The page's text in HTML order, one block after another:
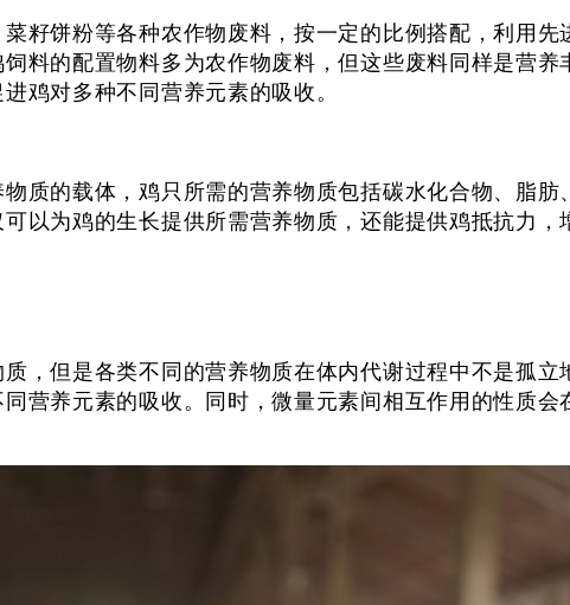
饼粉等各种农作物废料，按一定的比例搭配，利用先
料的配置物料多为农作物废料，但这些废料同样是营
鸡对多种不同营养元素的吸收。
的载体，鸡只所需的营养物质包括碳水化合物、脂肪
以为鸡的生长提供所需营养物质，还能提供鸡抵抗力，
但是各类不同的营养物质在体内代谢过程中不是孤立
营养元素的吸收。同时，微量元素间相互作用的性质